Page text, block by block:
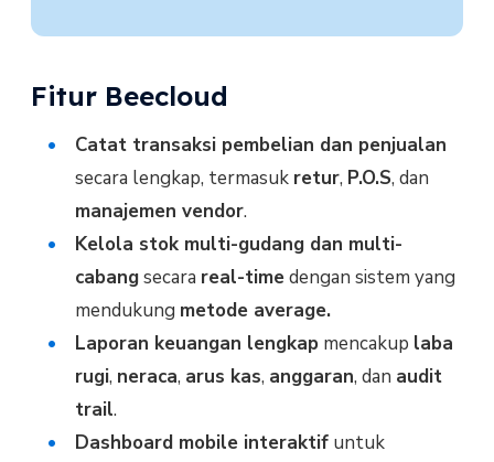
Fitur Beecloud
Catat transaksi pembelian dan penjualan
secara lengkap, termasuk retur, P.O.S, dan
manajemen vendor.
Kelola stok multi-gudang dan multi-
cabangsecara real-timedengan sistem yang
mendukung metode average.
Laporan keuangan lengkapmencakup laba
rugi, neraca, arus kas, anggaran, dan audit
trail.
Dashboard mobile interaktifuntuk